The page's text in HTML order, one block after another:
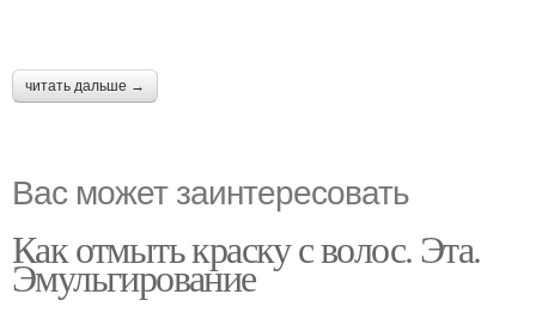
читать дальше →
Вас может заинтересовать
Как отмыть краску с волос. Эта.
Эмульгирование